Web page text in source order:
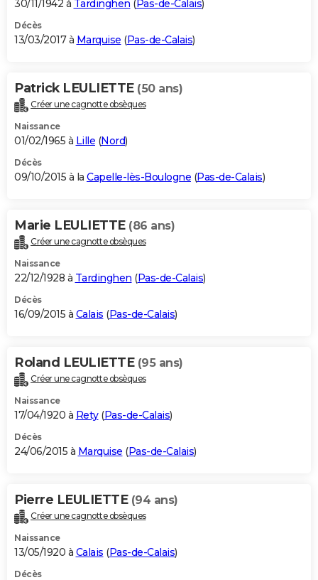
30/11/1942 à Tardinghen ( Pas-de-Calais)
Décès
13/03/2017 à Marquise (Pas-de-Calais)
Patrick LEULIETTE (50 ans)
Créer une cagnotte obsèques
Naissance
01/02/1965 à Lille (Nord)
Décès
09/10/2015 à la Capelle-lès-Boulogne (Pas-de-Calais)
Marie LEULIETTE (86 ans)
Créer une cagnotte obsèques
Naissance
22/12/1928 à Tardinghen (Pas-de-Calais)
Décès
16/09/2015 à Calais (Pas-de-Calais)
Roland LEULIETTE (95 ans)
Créer une cagnotte obsèques
Naissance
17/04/1920 à Rety(Pas-de-Calais)
Décès
24/06/2015 à Marquise (Pas-de-Calais)
Pierre LEULIETTE (94 ans)
Créer une cagnotte obsèques
Naissance
13/05/1920 à Calais (Pas-de-Calais)
Décès